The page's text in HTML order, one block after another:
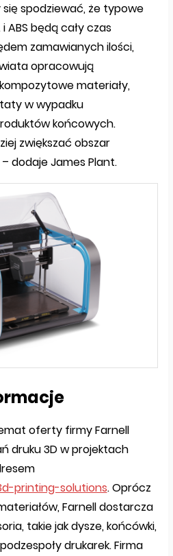
spodziewać, że typowe
ABS będą cały czas
zamawianych ilości,
opracowują
materiały,
w wypadku
końcowych.
zwiększać obszar
dodaje James Plant.
oferty firmy Farnell
druku 3D w projektach
printing-solutions. Oprócz
Farnell dostarcza
takie jak dysze, końcówki,
drukarek. Firma